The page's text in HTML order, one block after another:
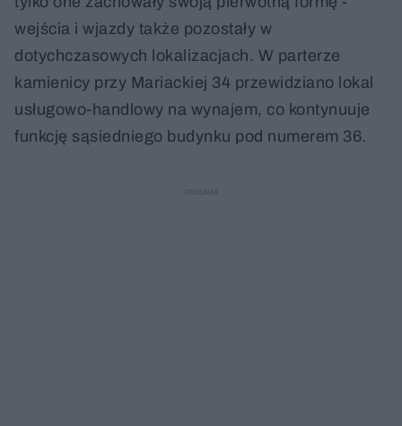
wejścia i wjazdy także pozostały w
dotychczasowych lokalizacjach. W parterze
kamienicy przy Mariackiej 34 przewidziano lokal
usługowo-handlowy na wynajem, co kontynuuje
funkcję sąsiedniego budynku pod numerem 36.